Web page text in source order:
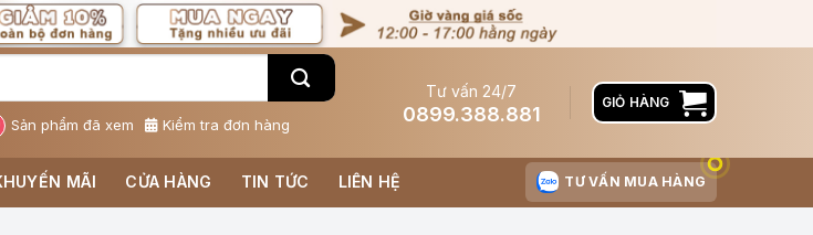
Sản phẩm đã xem Kiểm tra đơn hàng
Tư vấn 24/7
0899.388.881
GIỎ HÀNG
MÃI CỬA HÀNG TIN TỨC LIÊN HỆ TƯ VẤN MUA HÀNG